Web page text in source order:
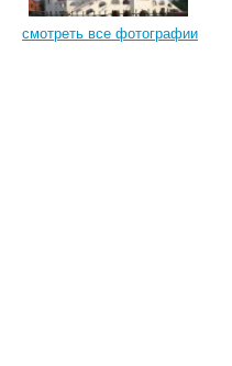
смотреть все фотографии